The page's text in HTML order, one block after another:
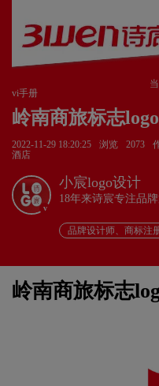
vi手册
岭南商旅标志
2022-11-29 18:20:25 浏览 2073
酒店
v
小宸logo设计
18年来诗宸专注品
品牌设计师、商标注
岭南商旅标志